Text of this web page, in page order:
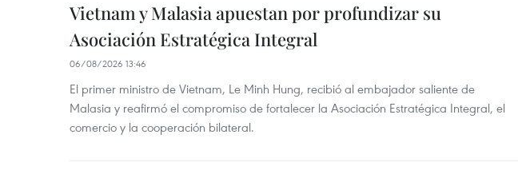
Vietnam y Malasia apuestan por profundizar su
Asociación Estratégica Integral
06/08/2026 13:46
El primer ministro de Vietnam, Le Minh Hung, recibió al embajador saliente de
Malasia y reafirmó el compromiso de fortalecer la Asociación Estratégica Integral, el
comercio y la cooperación bilateral.